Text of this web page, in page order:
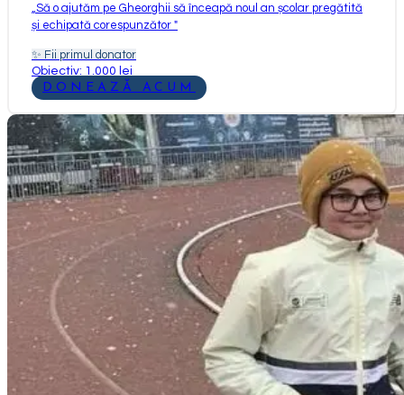
Să o ajutăm pe Gheorghii să înceapă noul an școlar pregătită
și echipată corespunzător "
✨ Fii primul donator
Obiectiv: 1.000 lei
DONEAZĂ ACUM